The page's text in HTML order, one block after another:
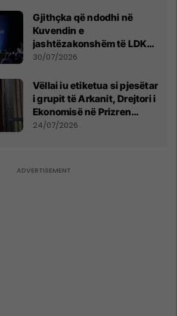
Gjithçka që ndodhi në
Kuvendin e
jashtëzakonshëm të LDK-
së
30/07/2026
Vëllai iu etiketua si pjesëtar
i grupit të Arkanit, Drejtori i
Ekonomisë në Prizren
mohon pretendimet
24/07/2026